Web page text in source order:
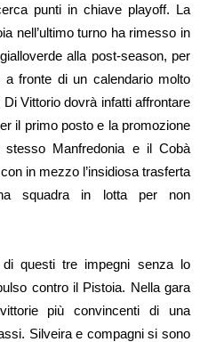
punti in chiave playoff. La
nell’ultimo turno ha rimesso in
alla post-season, per
fronte di un calendario molto
Vittorio dovrà infatti affrontare
il primo posto e la promozione
Manfredonia e il Cobà
in mezzo l’insidiosa trasferta
squadra in lotta per non
questi tre impegni senza lo
contro il Pistoia. Nella gara
più convincenti di una
Silveira e compagni si sono